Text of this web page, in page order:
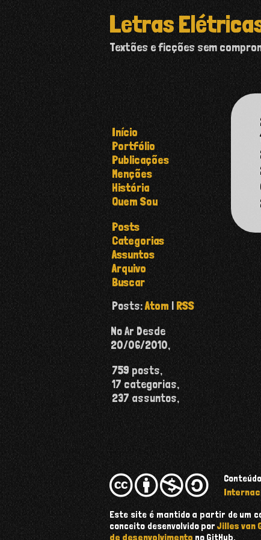
Letras
Textões e ficções sem
Início
Portfólio
Publicações
Menções
História
Quem Sou
Posts
Categorias
Assuntos
Arquivo
Buscar
Posts:Atom | RSS
No Ar Desde
20/06/2010,
759 posts,
17 categorias,
237 assuntos,
Este site é mantido a partir de um
conceito desenvolvido por Jilles van
de desenvolvimento no GitHub.